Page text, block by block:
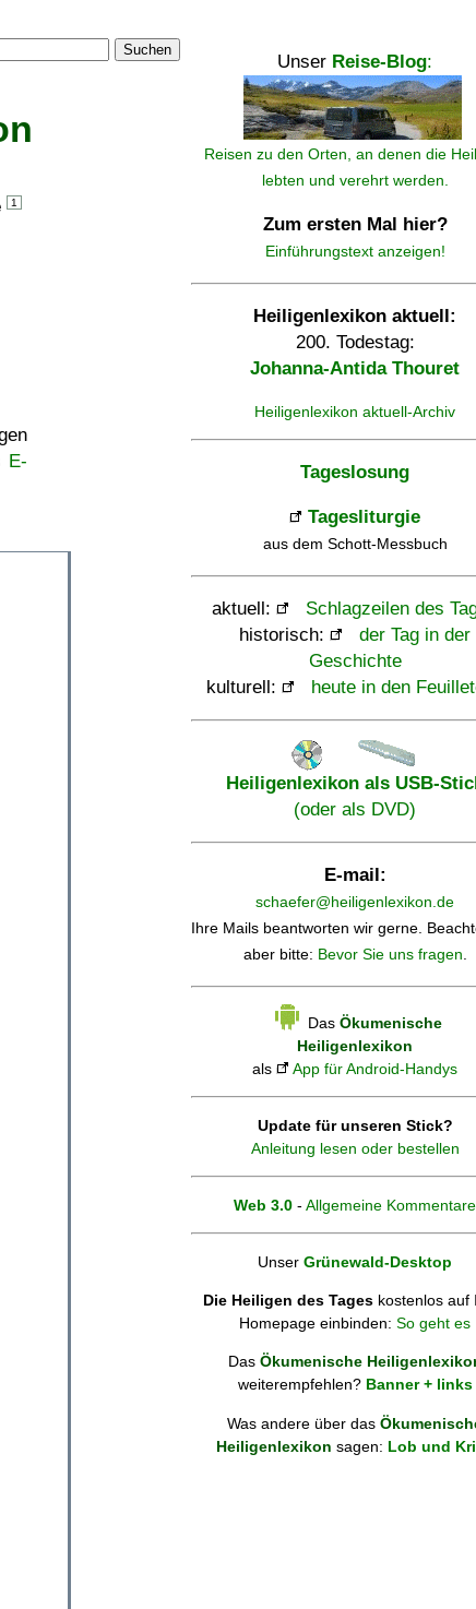
Suchen
1
E-
Unser Reise-Blog:
Reisen zu den Orten, an denen die
lebten und verehrt werden.
Zum ersten Mal hier?
Einführungstext anzeigen!
Heiligenlexikon aktuell:
200. Todestag:
Johanna-Antida Thouret
Heiligenlexikon aktuell-Archiv
Tageslosung
Tagesliturgie
aus dem Schott-Messbuch
aktuell:
Schlagzeilen des
historisch:
der Tag in der
Geschichte
kulturell:
heute in den
Heiligenlexikon als USB-
(oder als DVD)
E-mail:
schaefer@heiligenlexikon.de
Ihre Mails beantworten wir gerne.
aber bitte: Bevor Sie uns fragen.
Das Ökumenische
Heiligenlexikon
als
App für Android-Handys
Update für unseren Stick?
Anleitung lesen oder bestellen
Web 3.0 - Allgemeine Kommentare
Unser Grünewald-Desktop
Die Heiligen des Tages kostenlos auf
Homepage einbinden: So geht es
Das Ökumenische
weiterempfehlen? Banner + links
Was andere über das
Heiligenlexikon sagen: Lob und